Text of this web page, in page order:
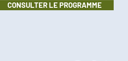
CONSULTER LE PROGRAMME